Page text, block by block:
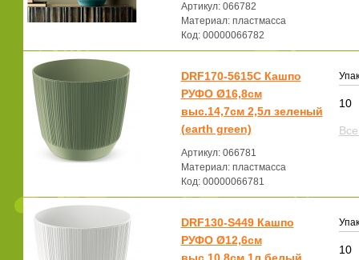
Артикул: 066782
Материал: пластмасса
Код: 00000066782
DRF170-5615C Кашпо
РУФО Ø16,8см
выс.14,7см 2,5л зеленый
(earth green)
Артикул: 066781
Материал: пластмасса
Код: 00000066781
10
DRF130-S449 Кашпо
РУФО Ø12,6см
10